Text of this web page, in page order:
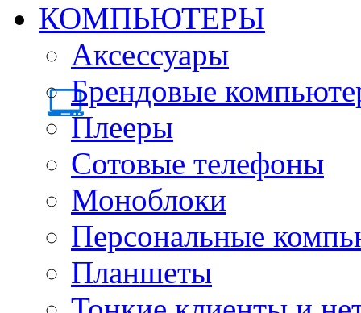
КОМПЬЮТЕРЫ
Аксессуары
Брендовые
Плееры
Сотовые телефоны
Моноблоки
Персональные
Планшеты